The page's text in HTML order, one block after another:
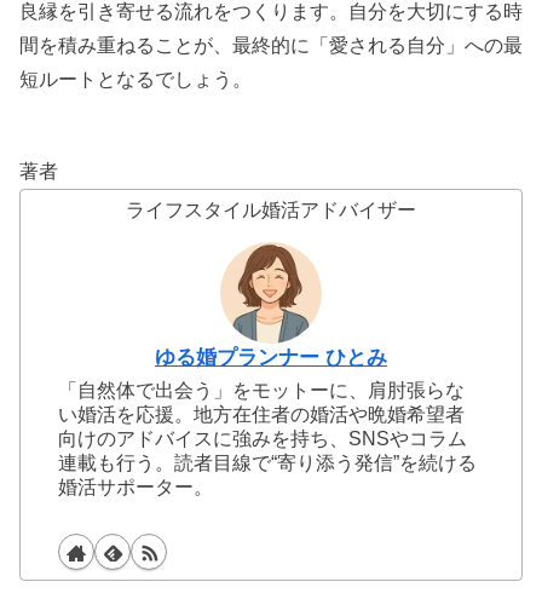
良縁を引き寄せる流れをつくります。自分を大切にする時
間を積み重ねることが、最終的に「愛される自分」への最
短ルートとなるでしょう。
著者
ライフスタイル婚活アドバイザー
ゆる婚プランナー ひとみ
「自然体で出会う」をモットーに、肩肘張らな
い婚活を応援。地方在住者の婚活や晩婚希望者
向けのアドバイスに強みを持ち、SNSやコラム
連載も行う。読者目線で“寄り添う発信”を続ける
婚活サポーター。